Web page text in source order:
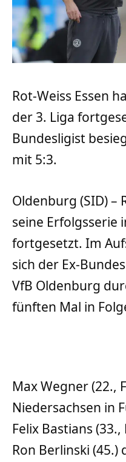
Rot-Weiss Essen
der 3. Liga
Bundesligist
mit 5:3.
Oldenburg (SID) –
seine Erfolgsserie
fortgesetzt. Im
sich der Ex-
VfB Oldenburg
fünften Mal in
Max Wegner (22.,
Niedersachsen in
Felix Bastians
Ron Berlinski